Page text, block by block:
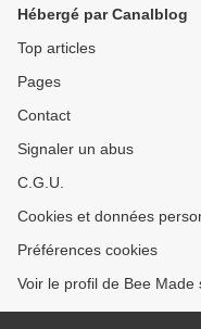
Hébergé par Canalblog
Top articles
Pages
Contact
Signaler un abus
C.G.U.
Cookies et données
Préférences cookies
Voir le profil de Bee